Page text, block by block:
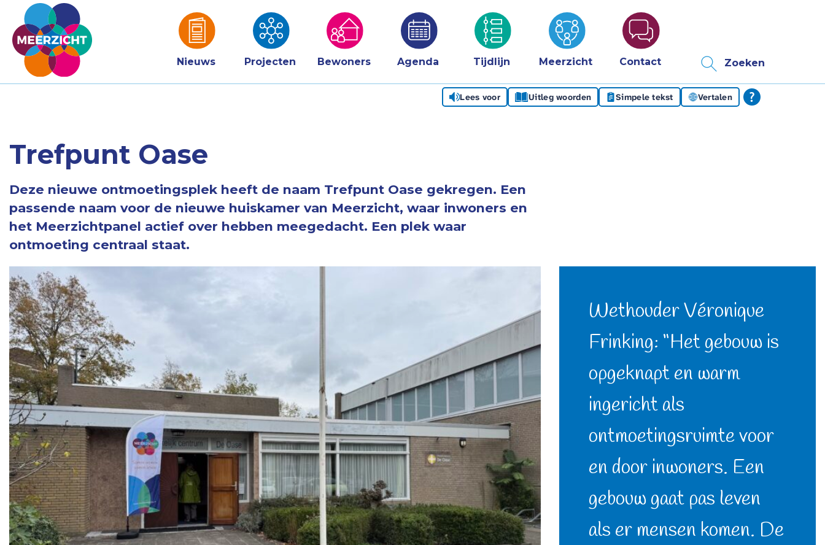
Nieuws Projecten Bewoners Agenda Tijdlijn Meerzicht Contact Zoeken
Lees voor Uitleg woorden Simpele tekst Vertalen
Trefpunt Oase
Deze nieuwe ontmoetingsplek heeft de naam Trefpunt Oase gekregen. Een
passende naam voor de nieuwe huiskamer van Meerzicht, waar inwoners en
het Meerzichtpanel actief over hebben meegedacht. Een plek waar
ontmoeting centraal staat.
Wethouder Véronique
Frinking: “Het gebouw is
opgeknapt en warm
ingericht als
ontmoetingsruimte voor
en door inwoners. Een
gebouw gaat pas leven
als er mensen komen. De